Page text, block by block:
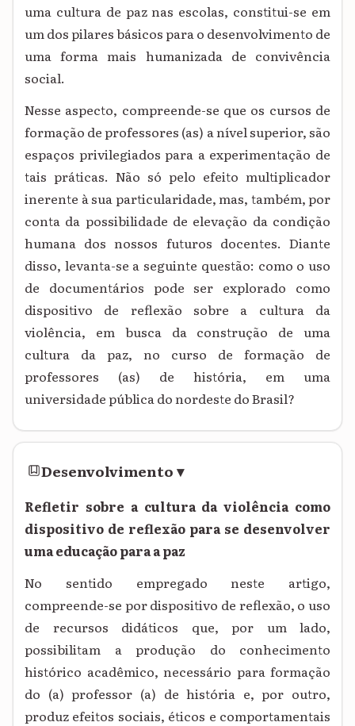
uma cultura de paz nas escolas, constitui-se em
um dos pilares básicos para o desenvolvimento de
uma forma mais humanizada de convivência
social.
Nesse aspecto, compreende-se que os cursos de
formação de professores (as) a nível superior, são
espaços privilegiados para a experimentação de
tais práticas. Não só pelo efeito multiplicador
inerente à sua particularidade, mas, também, por
conta da possibilidade de elevação da condição
humana dos nossos futuros docentes. Diante
disso, levanta-se a seguinte questão: como o uso
de documentários pode ser explorado como
dispositivo de reflexão sobre a cultura da
violência, em busca da construção de uma
cultura da paz, no curso de formação de
professores (as) de história, em uma
universidade pública do nordeste do Brasil?
Desenvolvimento▾
Refletir sobre a cultura da violência como
dispositivo de reflexão para se desenvolver
uma educação para a paz
No sentido empregado neste artigo,
compreende-se por dispositivo de reflexão, o uso
de recursos didáticos que, por um lado,
possibilitam a produção do conhecimento
histórico acadêmico, necessário para formação
do (a) professor (a) de história e, por outro,
produz efeitos sociais, éticos e comportamentais